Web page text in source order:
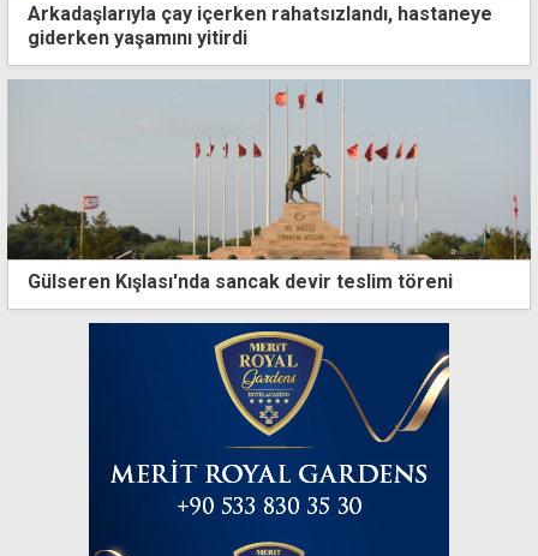
Arkadaşlarıyla çay içerken rahatsızlandı, hastaneye
giderken yaşamını yitirdi
Gülseren Kışlası'nda sancak devir teslim töreni